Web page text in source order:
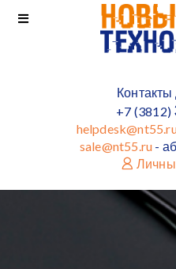
Контакты
+7 (3812)
sale@nt55.ru -